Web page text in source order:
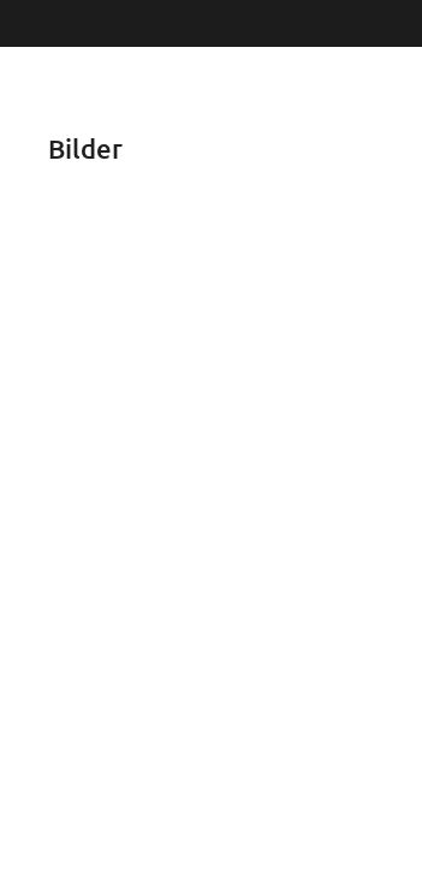
Bilder